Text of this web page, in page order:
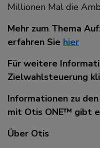
Millionen Mal die
Mehr zum Thema
erfahren Sie hier
Für weitere
Zielwahlsteuerung
Informationen zu
mit Otis ONE™ gibt
Über Otis